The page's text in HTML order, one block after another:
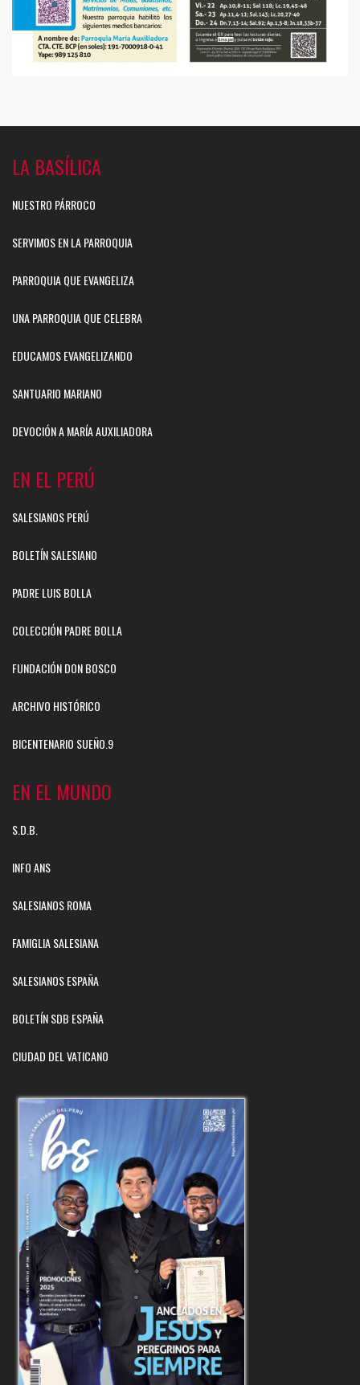
LA BASÍLICA
NUESTRO PÁRROCO
SERVIMOS EN LA PARROQUIA
PARROQUIA QUE EVANGELIZA
UNA PARROQUIA QUE CELEBRA
EDUCAMOS EVANGELIZANDO
SANTUARIO MARIANO
DEVOCIÓN A MARÍA AUXILIADORA
EN EL PERÚ
SALESIANOS PERÚ
BOLETÍN SALESIANO
PADRE LUIS BOLLA
COLECCIÓN PADRE BOLLA
FUNDACIÓN DON BOSCO
ARCHIVO HISTÓRICO
BICENTENARIO SUEÑO.9
EN EL MUNDO
S.D.B.
INFO ANS
SALESIANOS ROMA
FAMIGLIA SALESIANA
SALESIANOS ESPAÑA
BOLETÍN SDB ESPAÑA
CIUDAD DEL VATICANO